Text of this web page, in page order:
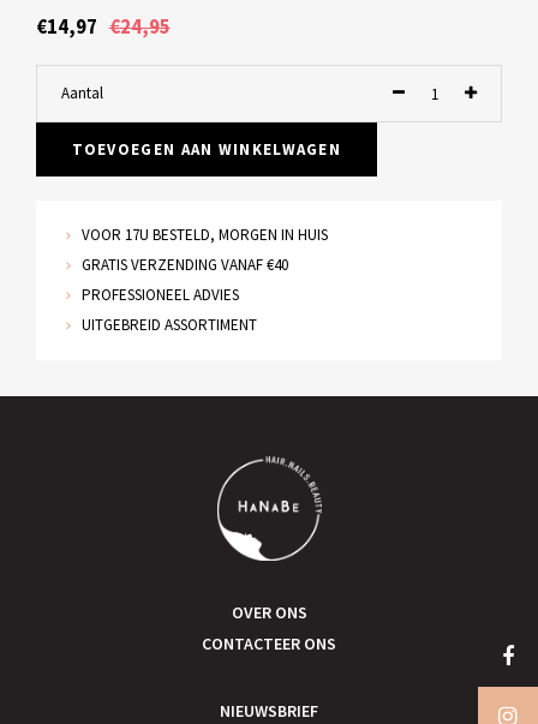
€14,97 €24,95
Aantal
TOEVOEGEN AAN WINKELWAGEN
VOOR 17U BESTELD, MORGEN IN HUIS
GRATIS VERZENDING VANAF €40
PROFESSIONEEL ADVIES
UITGEBREID ASSORTIMENT
OVER ONS
CONTACTEER ONS
NIEUWSBRIEF